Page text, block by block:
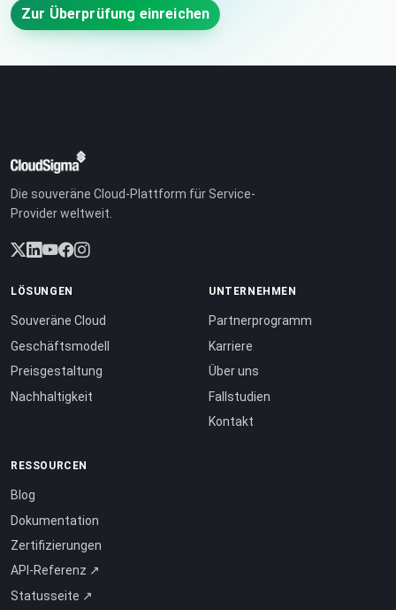
Zur Überprüfung einreichen
Die souveräne Cloud-Plattform für Service-
Provider weltweit.
LÖSUNGEN
Souveräne Cloud
Geschäftsmodell
Preisgestaltung
Nachhaltigkeit
UNTERNEHMEN
Partnerprogramm
Karriere
Über uns
Fallstudien
Kontakt
RESSOURCEN
Blog
Dokumentation
Zertifizierungen
API-Referenz ↗
Statusseite ↗